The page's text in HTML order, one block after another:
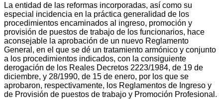
La entidad de las reformas incorporadas, así como su
especial incidencia en la práctica generalidad de los
procedimientos encaminados al ingreso, promoción y
provisión de puestos de trabajo de los funcionarios, hace
aconsejable la aprobación de un nuevo Reglamento
General, en el que se dé un tratamiento armónico y conjunto
a los procedimientos indicados, con la consiguiente
derogación de los Reales Decretos 2223/1984, de 19 de
diciembre, y 28/1990, de 15 de enero, por los que se
aprobaron, respectivamente, los Reglamentos de Ingreso y
de Provisión de puestos de trabajo y Promoción Profesional.